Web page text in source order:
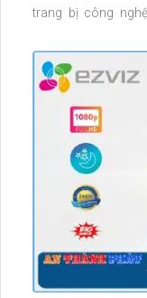
trang bị công
trong khoảng cách